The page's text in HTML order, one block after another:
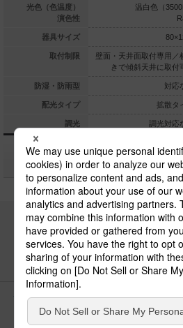
光色（色温度）
演色性
器具サイズ
取付制限
防湿・防雨型
配光タイプ
調光
色（2700K）
φ330
壁面取付専用
防湿・防雨型
拡散タイプ
温白色（
壁面・天井面取付専用／
きで傾斜天井に取付
対応
拡散タ
調光対応
関連商品
パナソニックの電気設備
サイトのご利用にあたって クッキーポリ
パナソニック ホール